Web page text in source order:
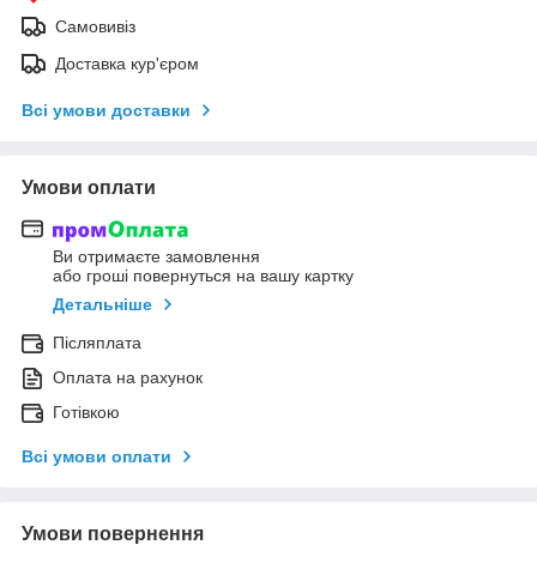
Самовивіз
Доставка кур'єром
Всі умови доставки
Умови оплати
Ви отримаєте замовлення
або гроші повернуться на вашу картку
Детальніше
Післяплата
Оплата на рахунок
Готівкою
Всі умови оплати
Умови повернення